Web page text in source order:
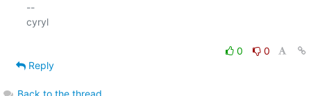
--
cyryl
0
0
Reply
Back to the thread